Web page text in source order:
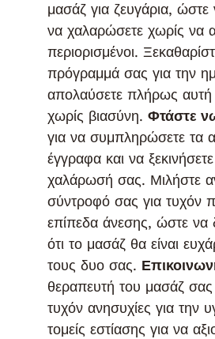
μασάζ για ζευγάρια, ώστε
να χαλαρώσετε χωρίς να
περιορισμένοι.
πρόγραμμά σας για την
απολαύσετε πλήρως αυτή
χωρίς βιασύνη. Φτάστε
για να συμπληρώσετε τα
έγγραφα και να
χαλάρωσή σας. Μιλήστε
σύντροφό σας για τυχόν
επίπεδα άνεσης, ώστε να
ότι το μασάζ θα είναι
τους δυο σας.
θεραπευτή του μασάζ σας
τυχόν ανησυχίες για την
τομείς εστίασης για να